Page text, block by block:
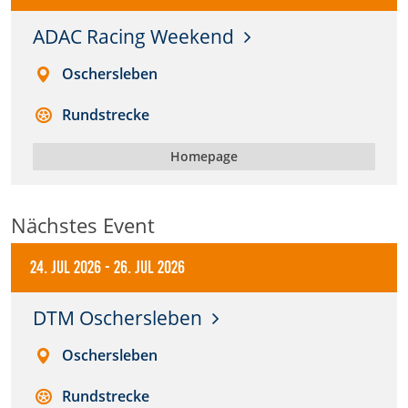
ADAC Racing Weekend
Oschersleben
Rundstrecke
Homepage
Nächstes Event
24. Jul 2026-26. Jul 2026
DTM Oschersleben
Oschersleben
Rundstrecke
Anbieter:
Dieser Cookie speichert Informationen zu
Name:
cookie_consent
Anbieter: